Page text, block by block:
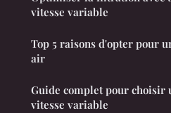
vitesse variable
Top 5 raisons d'opter pour
air
Guide complet pour choisir
vitesse variable